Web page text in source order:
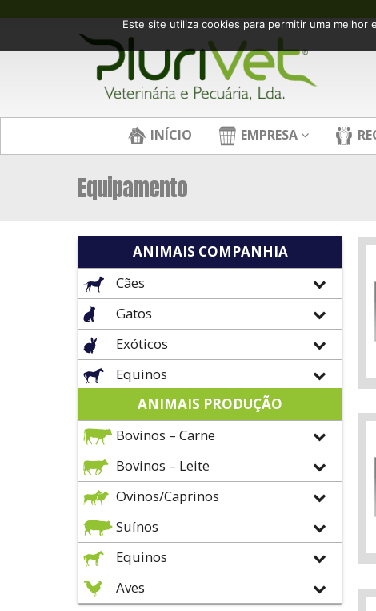
INÍCIO EMPRESA
Equipamento
ANIMAIS COMPANHIA
Cães
Gatos
Exóticos
Equinos
ANIMAIS PRODUÇÃO
Bovinos – Carne
Bovinos – Leite
Ovinos/Caprinos
Suínos
Equinos
Aves
Este site utiliza cookies para permitir uma